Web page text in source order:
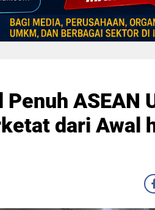
Penuh ASEAN
dari Awal